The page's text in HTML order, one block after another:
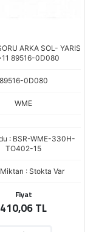
ARKA SOL- YARIS
89516-0D080
89516-0D080
WME
: BSR-WME-330H-
TO402-15
: Stokta Var
Fiyat
410,06 TL